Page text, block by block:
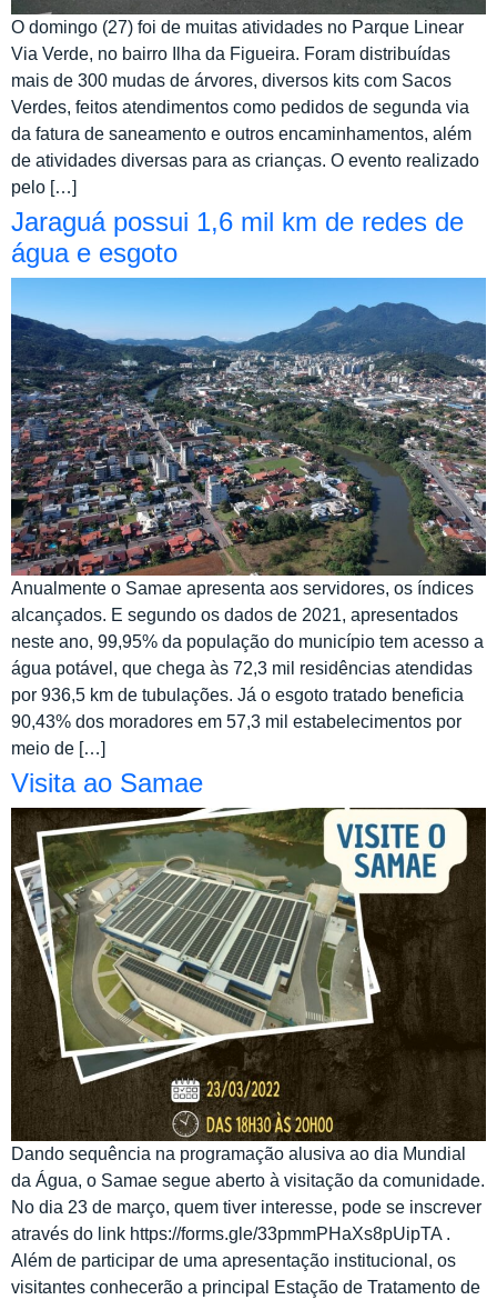
O domingo (27) foi de muitas atividades no Parque Linear
Via Verde, no bairro Ilha da Figueira. Foram distribuídas
mais de 300 mudas de árvores, diversos kits com Sacos
Verdes, feitos atendimentos como pedidos de segunda via
da fatura de saneamento e outros encaminhamentos, além
de atividades diversas para as crianças. O evento realizado
pelo […]
Jaraguá possui 1,6 mil km de redes de
água e esgoto
Anualmente o Samae apresenta aos servidores, os índices
alcançados. E segundo os dados de 2021, apresentados
neste ano, 99,95% da população do município tem acesso a
água potável, que chega às 72,3 mil residências atendidas
por 936,5 km de tubulações. Já o esgoto tratado beneficia
90,43% dos moradores em 57,3 mil estabelecimentos por
meio de […]
Visita ao Samae
Dando sequência na programação alusiva ao dia Mundial
da Água, o Samae segue aberto à visitação da comunidade.
No dia 23 de março, quem tiver interesse, pode se inscrever
através do link https://forms.gle/33pmmPHaXs8pUipTA .
Além de participar de uma apresentação institucional, os
visitantes conhecerão a principal Estação de Tratamento de